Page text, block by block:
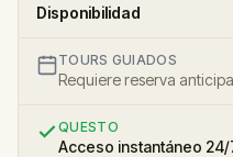
Disponibilidad
TOURS GUIADOS
Requiere reserva
QUESTO
Acceso instantáneo